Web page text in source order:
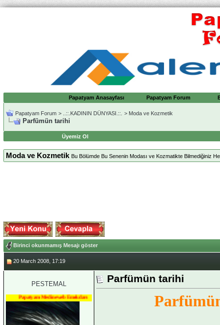
Papatyam Anasayfası Papatyam Forum
Papatyam Forum > ..::.KADININ DÜNYASI.::. > Moda ve Kozmetik
Parfümün tarihi
Üyemiz Ol
Moda ve Kozmetik Bu Bölümde Bu Senenin Modası ve Kozmatikte Bilmediğiniz
Birinci okunmamış Mesajı göster
20 March 2008, 17:19
PESTEMAL
Papatyam Medineweb Emekdarı
Parfümün tarihi